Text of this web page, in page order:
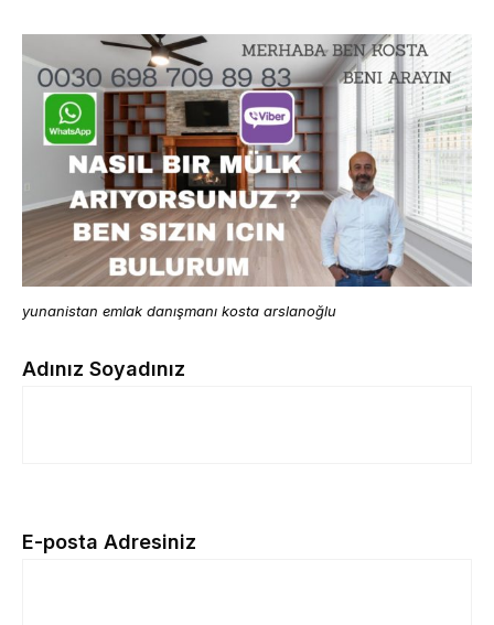
yunanistan emlak danışmanı kosta arslanoğlu
Adınız Soyadınız
E-posta Adresiniz